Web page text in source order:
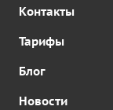
Контакты
Тарифы
Блог
Новости